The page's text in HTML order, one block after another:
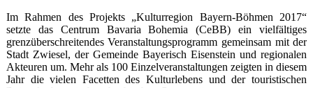
Im Rahmen des Projekts „Kulturregion Bayern-Böhmen 2017“
setzte das Centrum Bavaria Bohemia (CeBB) ein vielfältiges
grenzüberschreitendes Veranstaltungsprogramm gemeinsam mit der
Stadt Zwiesel, der Gemeinde Bayerisch Eisenstein und regionalen
Akteuren um. Mehr als 100 Einzelveranstaltungen zeigten in diesem
Jahr die vielen Facetten des Kulturlebens und der touristischen